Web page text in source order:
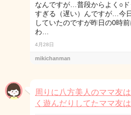
なんですが…普段からよく○
すぎる（遅い）んですが…今
していたのですが昨日の0時
わ…
4月28日
mikichanman
周りに八方美人のママ友
く遊んだりしてたママ友